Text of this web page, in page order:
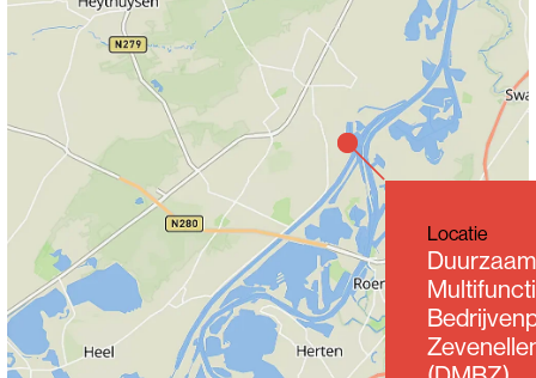
Locatie
Duurzaam